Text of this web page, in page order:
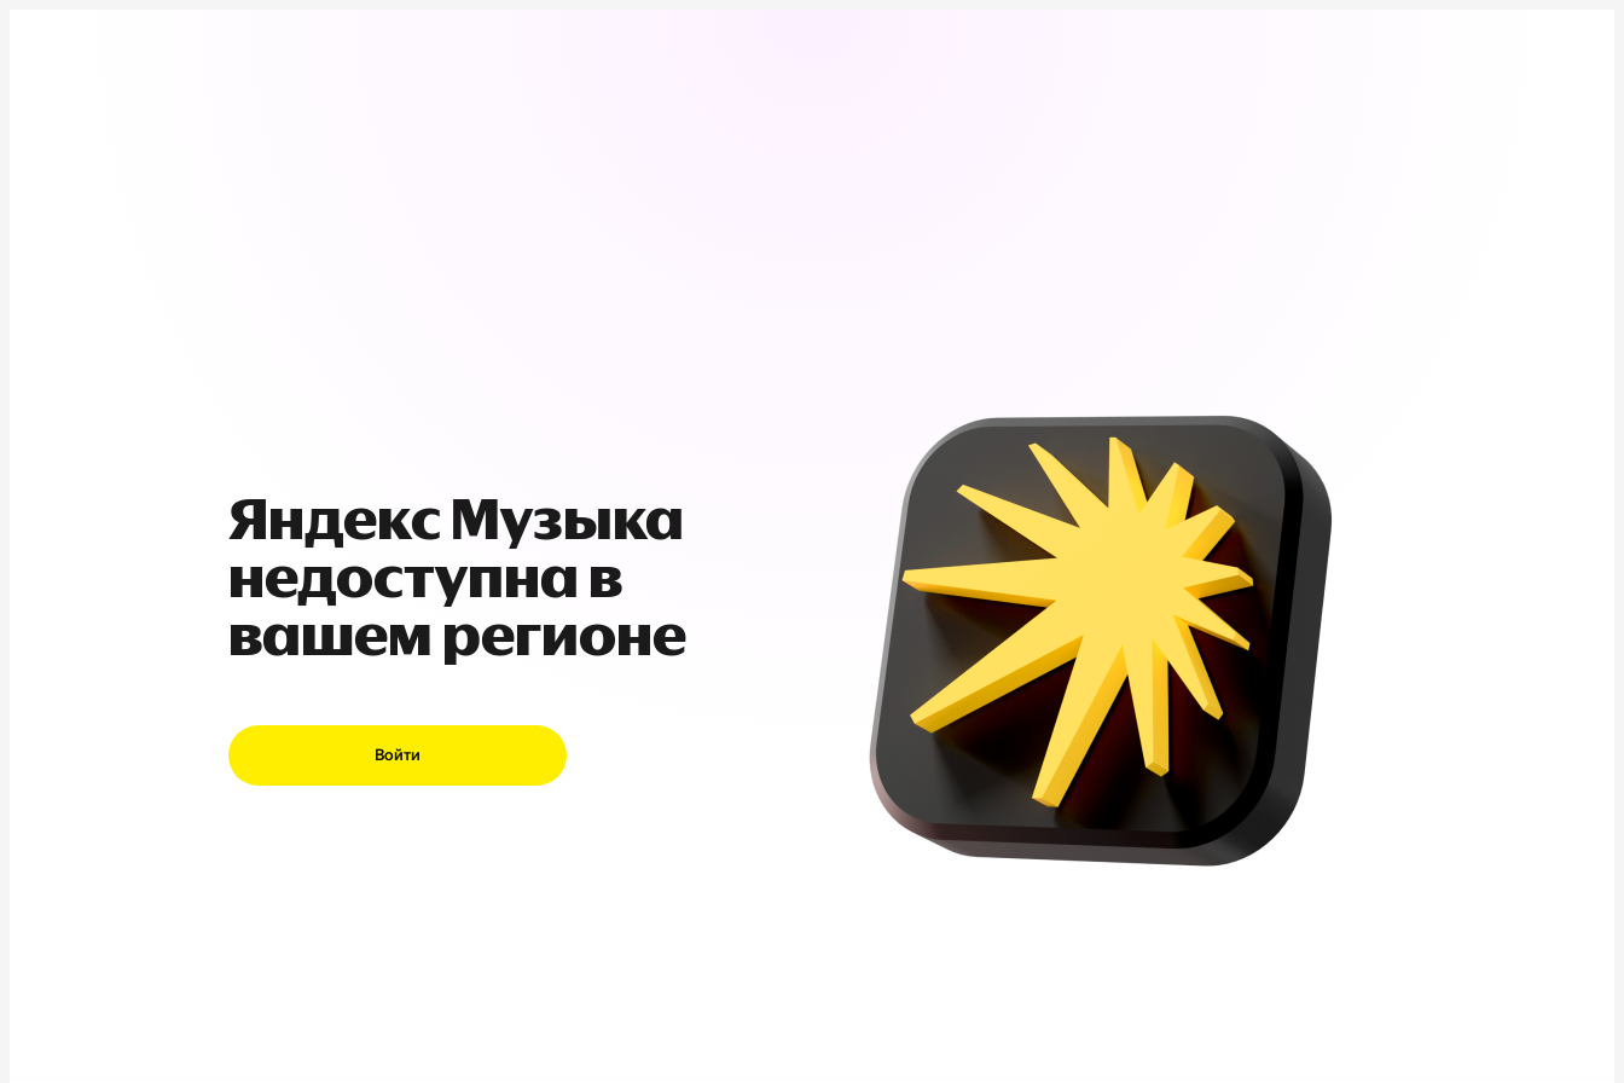
Яндекс Музыка
недоступна в
вашем регионе
Войти